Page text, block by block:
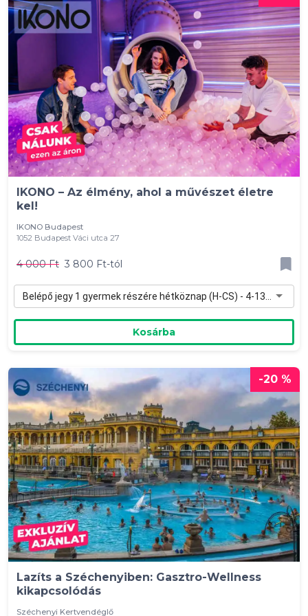
IKONO – Az élmény, ahol a művészet életre
kel!
IKONO Budapest
1052 Budapest Váci utca 27
4 000 Ft 3 800 Ft-tól
Kosárba
-20 %
Lazíts a Széchenyiben: Gasztro-Wellness
kikapcsolódás
Széchenyi Kertvendéglő